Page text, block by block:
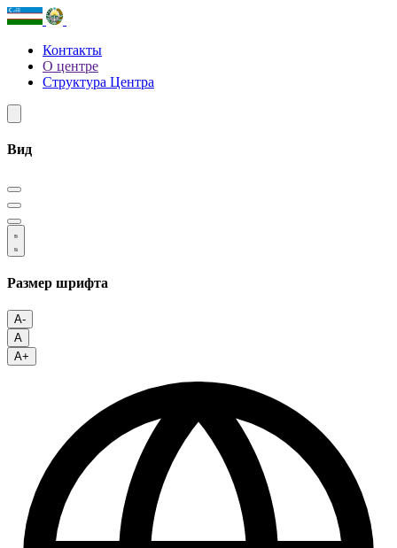
Контакты
О центре
Структура Центра
Вид
Размер шрифта
A-
A
A+